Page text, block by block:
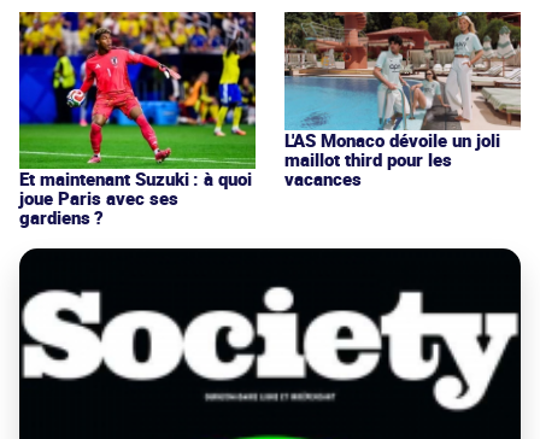
Et maintenant Suzuki : à quoi
joue Paris avec ses
gardiens ?
L'AS Monaco dévoile un joli
maillot third pour les
vacances